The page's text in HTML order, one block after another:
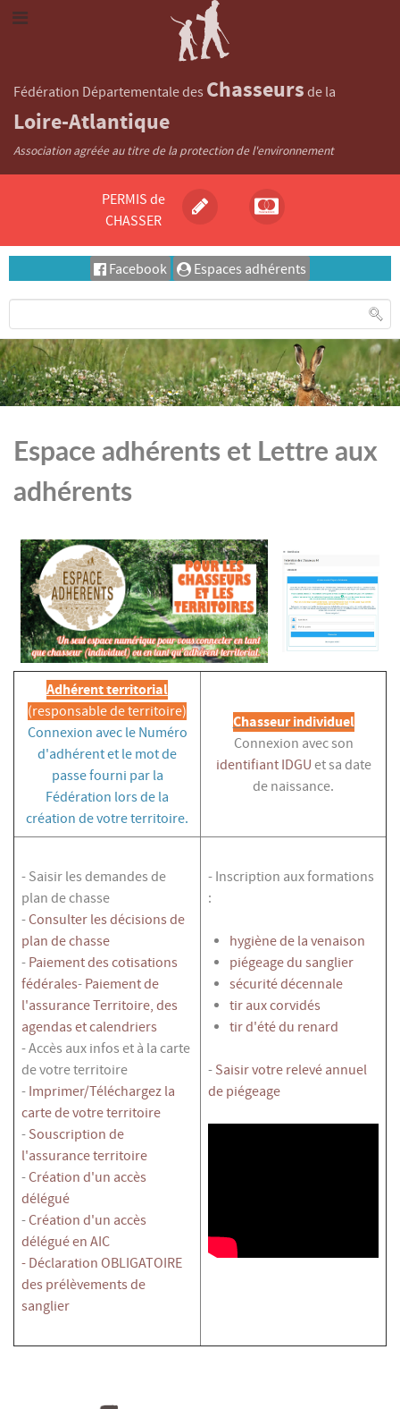
Fédération Départementale des Chasseurs de la
Loire-Atlantique
Association agréée au titre de la protection de l'environnement
PERMIS de
CHASSER
Facebook Espaces adhérents
Espace adhérents et Lettre aux
adhérents
Adhérent territorial
(responsable de territoire)
Connexion avec le Numéro
d'adhérent et le mot de
passe fourni par la
Fédération lors de la
création de votre territoire.
Chasseur individuel
Connexion avec son
identifiant IDGU et sa date
de naissance.
- Saisir les demandes de
plan de chasse
-Consulter les décisions de
plan de chasse
- Paiement des cotisations
fédérales- Paiement de
l'assurance Territoire, des
agendas et calendriers
- Accès aux infos et à la carte
de votre territoire
- Imprimer/Téléchargez la
carte de votre territoire
- Souscription de
l'assurance territoire
-Création d'un accès
délégué
-Création d'un accès
délégué en AIC
- Déclaration OBLIGATOIRE
des prélèvements de
sanglier
- Inscription aux formations
:
hygiène de la venaison
piégeage du sanglier
sécurité décennale
tir aux corvidés
tir d'été du renard
- Saisir votre relevé annuel
de piégeage